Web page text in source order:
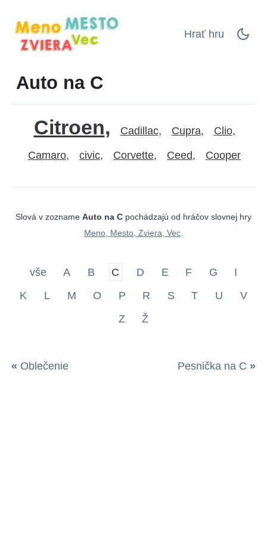
Hrať hru
Auto na C
Citroen Cadillac Cupra Clio
Camaro civic Corvette Ceed Cooper
Slová v zozname Auto na C pochádzajú od hráčov slovnej hry
Meno, Mesto, Zviera, Vec
vše A B C D E F G
I
K
L M O P R S T U
V
Z
Ž
« Oblečenie Pesnička na C »